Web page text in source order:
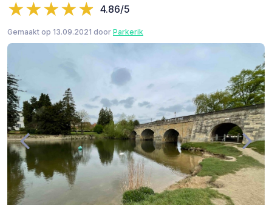
4.86/5
Gemaakt op 13.09.2021 door Parkerik